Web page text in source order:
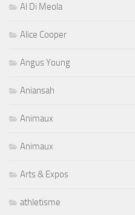
Al Di Meola
Alice Cooper
Angus Young
Aniansah
Animaux
Animaux
Arts & Expos
athletisme